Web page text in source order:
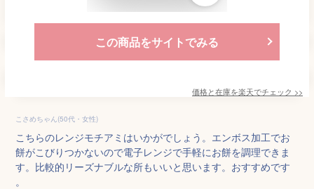
この商品をサイトでみる
価格と在庫を楽天でチェック >>
こさめちゃん(50代・女性)
こちらのレンジモチアミはいかがでしょう。エンボス加工でお
餅がこびりつかないので電子レンジで手軽にお餅を調理できま
す。比較的リーズナブルな所もいいと思います。おすすめです
。